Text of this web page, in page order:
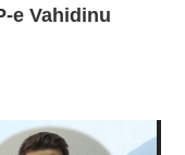
e Vahidinu